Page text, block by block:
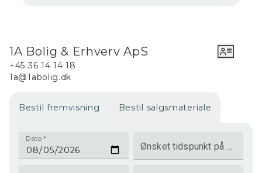
1A Bolig & Erhverv ApS
+45 36 14 14 18
1a@1abolig.dk
Bestil fremvisning Bestil salgsmateriale
Dato *
Ønsket tidspunkt på dagen